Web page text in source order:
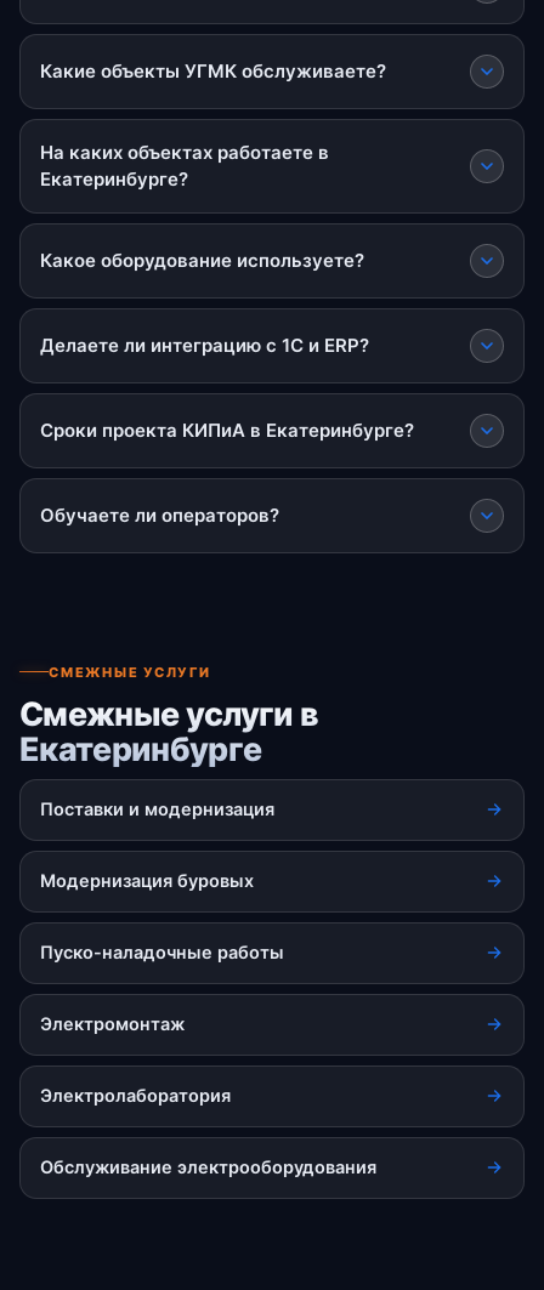
Какие объекты УГМК обслуживаете?
На каких объектах работаете в
Екатеринбурге?
Какое оборудование используете?
Делаете ли интеграцию с 1С и ERP?
Сроки проекта КИПиА в Екатеринбурге?
Обучаете ли операторов?
СМЕЖНЫЕ УСЛУГИ
Смежные услуги в
Екатеринбурге
Поставки и модернизация
Модернизация буровых
Пуско-наладочные работы
Электромонтаж
Электролаборатория
Обслуживание электрооборудования